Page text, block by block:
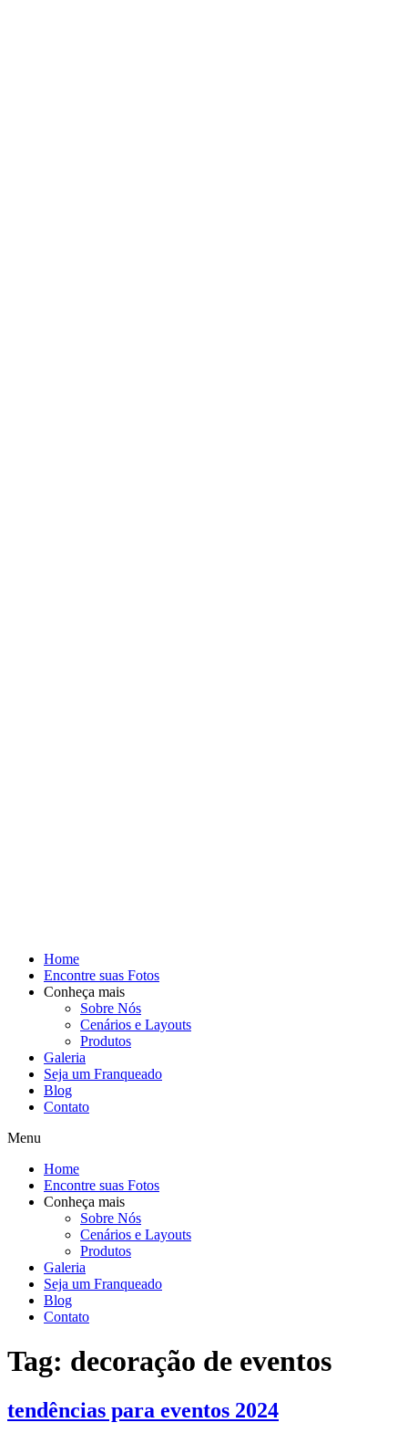
Home
Encontre suas Fotos
Conheça mais
Sobre Nós
Cenários e Layouts
Produtos
Galeria
Seja um Franqueado
Blog
Contato
Menu
Home
Encontre suas Fotos
Conheça mais
Sobre Nós
Cenários e Layouts
Produtos
Galeria
Seja um Franqueado
Blog
Contato
Tag: decoração de eventos
tendências para eventos 2024